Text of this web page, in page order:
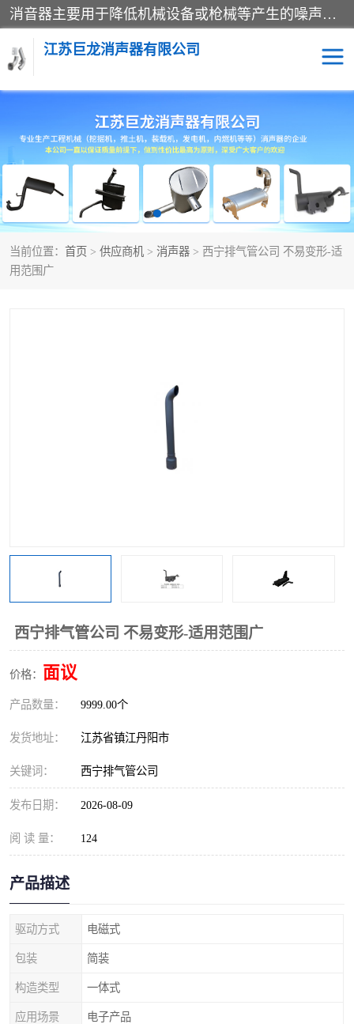
消音器主要用于降低机械设备或枪械等产生的噪声。它通过阻尼或增加排气面积来降低排气速度和功率，从而降低噪声。常见的消音器类型包括阻性消声器、抗性消声器、共振消声器以及阻抗复合式消声器等。这些消音器各有特点，适用于不同频率的噪声消除。
江苏巨龙消声器有限公司
当前位置： 首页 > 供应商机 > 消声器 > 西宁排气管公司 不易变形-适
用范围广
西宁排气管公司 不易变形-适用范围广
价格： 面议
产品数量： 9999.00个
发货地址： 江苏省镇江丹阳市
关键词： 西宁排气管公司
发布日期： 2026-08-09
阅 读 量： 124
产品描述
驱动方式 电磁式
包装 简装
构造类型 一体式
应用场景 电子产品
消声器